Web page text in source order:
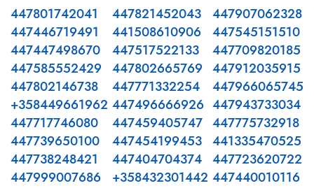
447801742041
447446719491
447447498670
447585552429
447802146738
+358449661962
447717746080
447739650100
447738248421
447999007686
447821452043
441508610906
447517522133
447802665769
447771332254
447496666926
447459405747
447454199453
447404704374
+358432301442
447907062328
447545151510
447709820185
447912035915
447966065745
447943733034
447775732918
441335470525
447723620722
447440010116